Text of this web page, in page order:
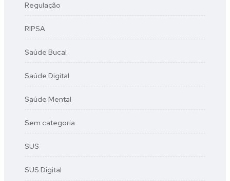
Regulação
RIPSA
Saúde Bucal
Saúde Digital
Saúde Mental
Sem categoria
SUS
SUS Digital